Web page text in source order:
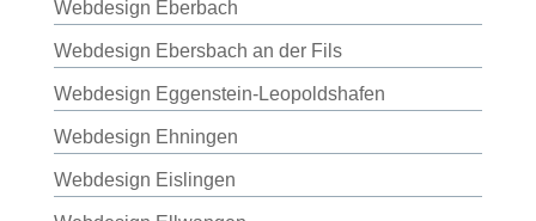
Webdesign Eberbach
Webdesign Ebersbach an der Fils
Webdesign Eggenstein-Leopoldshafen
Webdesign Ehningen
Webdesign Eislingen